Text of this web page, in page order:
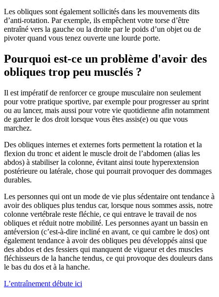
Les obliques sont également sollicités dans les mouvements dits
d’anti-rotation. Par exemple, ils empêchent votre torse d’être
entraîné vers la gauche ou la droite par le poids d’un objet ou de
pivoter quand vous tenez ouverte une lourde porte.
Pourquoi est-ce un problème d'avoir des
obliques trop peu musclés ?
Il est impératif de renforcer ce groupe musculaire non seulement
pour votre pratique sportive, par exemple pour progresser au sprint
ou au lancer, mais aussi pour votre vie quotidienne afin notamment
de garder le dos droit lorsque vous êtes assis(e) ou que vous
marchez.
Des obliques internes et externes forts permettent la rotation et la
flexion du tronc et aident le muscle droit de l’abdomen (alias les
abdos) à stabiliser la colonne, évitant ainsi toute hyperextension
postérieure ou latérale, chose qui pourrait provoquer des dommages
durables.
Les personnes qui ont un mode de vie plus sédentaire ont tendance à
avoir des obliques plus tendus car, lorsque nous sommes assis, notre
colonne vertébrale reste fléchie, ce qui entrave le travail de nos
obliques et réduit notre mobilité. Les personnes ayant un bassin en
antéversion (c’est-à-dire incliné en avant, ce qui cambre le dos) ont
également tendance à avoir des obliques peu développés ainsi que
des abdos et des fessiers qui manquent de vigueur et des muscles
fléchisseurs de la hanche tendus, ce qui provoque des douleurs dans
le bas du dos et à la hanche.
L’entraînement débute ici